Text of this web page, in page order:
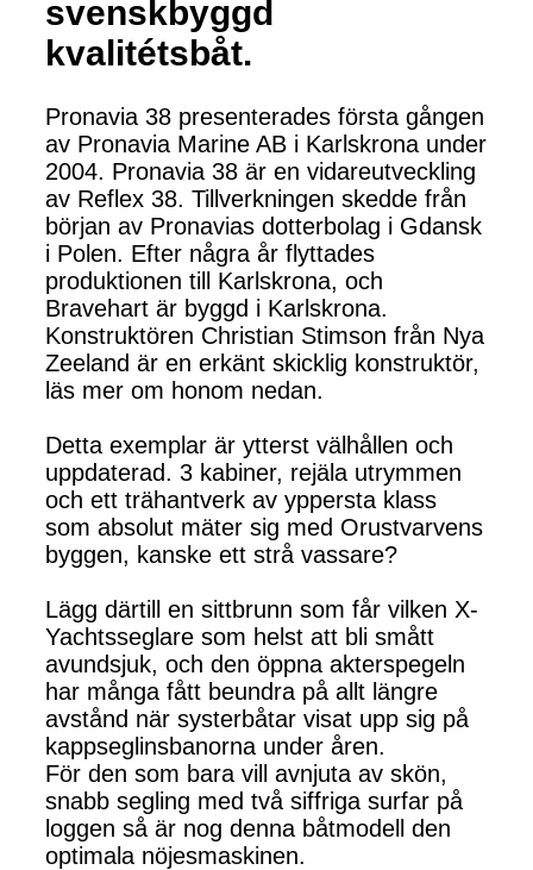
svenskbyggd
kvalitétsbåt.
Pronavia 38 presenterades första gången
av Pronavia Marine AB i Karlskrona under
2004. Pronavia 38 är en vidareutveckling
av Reflex 38. Tillverkningen skedde från
början av Pronavias dotterbolag i Gdansk
i Polen. Efter några år flyttades
produktionen till Karlskrona, och
Bravehart är byggd i Karlskrona.
Konstruktören Christian Stimson från Nya
Zeeland är en erkänt skicklig konstruktör,
läs mer om honom nedan.
Detta exemplar är ytterst välhållen och
uppdaterad. 3 kabiner, rejäla utrymmen
och ett trähantverk av yppersta klass
som absolut mäter sig med Orustvarvens
byggen, kanske ett strå vassare?
Lägg därtill en sittbrunn som får vilken X-
Yachtsseglare som helst att bli smått
avundsjuk, och den öppna akterspegeln
har många fått beundra på allt längre
avstånd när systerbåtar visat upp sig på
kappseglinsbanorna under åren.
För den som bara vill avnjuta av skön,
snabb segling med två siffriga surfar på
loggen så är nog denna båtmodell den
optimala nöjesmaskinen.